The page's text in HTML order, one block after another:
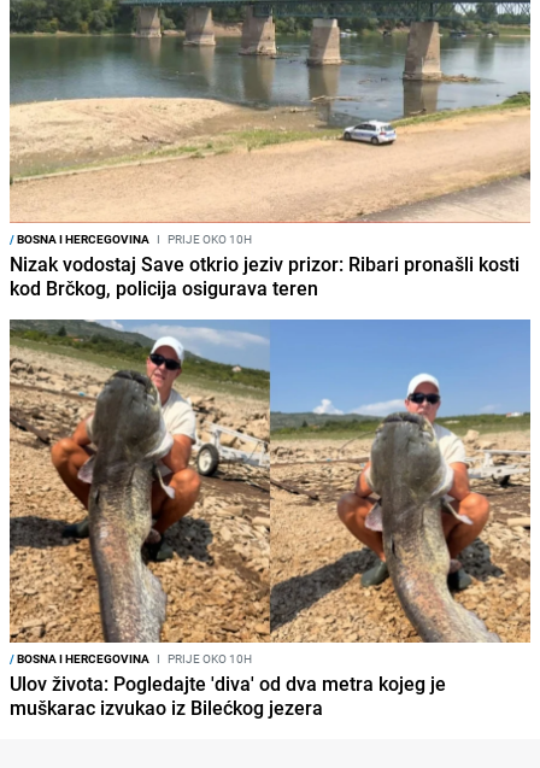
/BOSNA I HERCEGOVINA I PRIJE OKO 10H
Nizak vodostaj Save otkrio jeziv prizor: Ribari pronašli kosti
kod Brčkog, policija osigurava teren
/BOSNA I HERCEGOVINA I PRIJE OKO 10H
Ulov života: Pogledajte 'diva' od dva metra kojeg je
muškarac izvukao iz Bilećkog jezera